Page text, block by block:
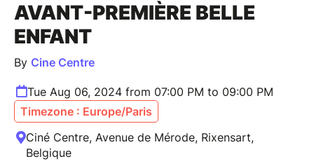
AVANT-PREMIÈRE BELLE
ENFANT
By Cine Centre
Tue Aug 06, 2024 from 07:00 PM to 09:00 PM
Timezone : Europe/Paris
Ciné Centre, Avenue de Mérode, Rixensart,
Belgique